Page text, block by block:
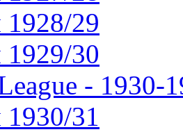
1928/29
1929/30
- 1930-
1930/31